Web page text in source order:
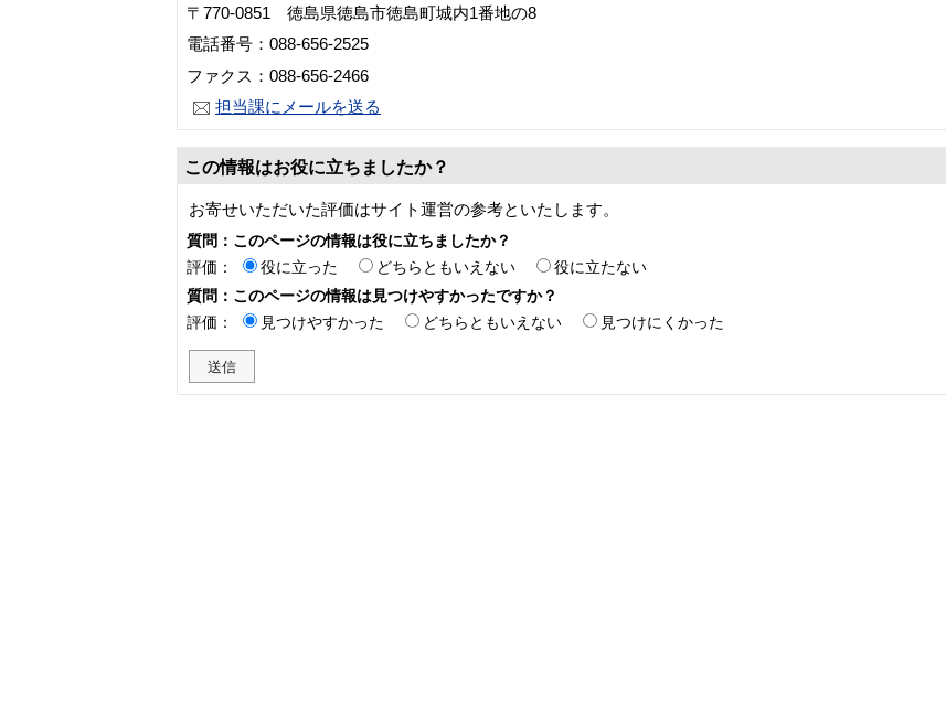
〒770-0851 徳島県徳島市徳島町城内1番地の8
電話番号：088-656-2525
ファクス：088-656-2466
担当課にメールを送る
この情報はお役に立ちましたか？
お寄せいただいた評価はサイト運営の参考といたします。
質問：このページの情報は役に立ちましたか？
評価：
役に立った どちらともいえない
役に立たない
質問：このページの情報は見つけやすかったですか？
評価：
見つけやすかった どちらともいえない 見つけにくかった